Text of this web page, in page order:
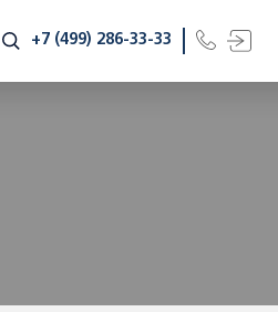
+7 (499) 286-33-33